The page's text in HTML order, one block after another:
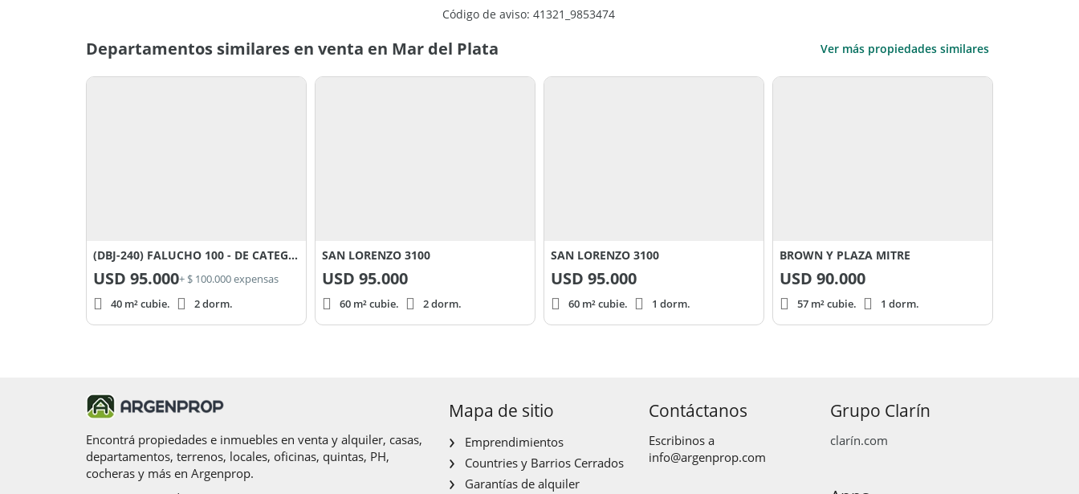
Código de aviso: 41321_9853474
Departamentos similares en venta en Mar del Plata Ver más propiedades similares
(DBJ-240) FALUCHO 100 - DE CATEGORIA
USD 95.000+ $ 100.000 expensas
40 m² cubie.
2 dorm.
SAN LORENZO 3100
USD 95.000
60 m² cubie. 2 dorm.
SAN LORENZO 3100
USD 95.000
60 m² cubie. 1 dorm.
BROWN Y PLAZA MITRE
USD 90.000
57 m² cubie. 1 dorm.
Encontrá propiedades e inmuebles en venta y alquiler, casas,
departamentos, terrenos, locales, oficinas, quintas, PH,
cocheras y más en Argenprop.
Mapa de sitio
Emprendimientos
Countries y Barrios Cerrados
Garantías de alquiler
Contáctanos
Escribinos a
info@argenprop.com
Grupo Clarín
clarín.com